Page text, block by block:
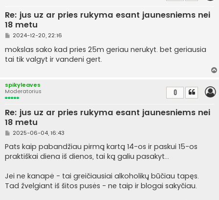
Re: jus uz ar pries rukyma esant jaunesniems nei
18 metu
S
a
n
d
i
n
ė
2024-12-20, 22:16
mokslas sako kad pries 25m geriau nerukyt. bet geriausia
tai tik valgyt ir vandeni gert.
spikyleaves
Moderatorius
Re: jus uz ar pries rukyma esant jaunesniems nei
18 metu
0
S
a
n
d
t
i
n
2025-06-04, 16:43
Pats kaip pabandžiau pirmą kartą 14-os ir paskui 15-os
praktiškai diena iš dienos, tai ką galiu pasakyt...
Jei ne kanapė - tai greičiausiai alkoholikų būčiau tapęs.
Tad žvelgiant iš šitos pusės - ne taip ir blogai sakyčiau.